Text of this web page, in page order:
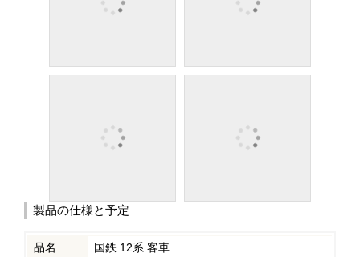
製品の仕様と予定
品名 国鉄 12系 客車